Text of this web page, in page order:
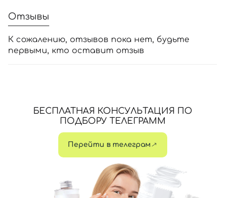
Отзывы
К сожалению, отзывов пока нет, будьте
первыми, кто оставит отзыв
БЕСПЛАТНАЯ КОНСУЛЬТАЦИЯ ПО
ПОДБОРУ ТЕЛЕГРАММ
Перейти в телеграм